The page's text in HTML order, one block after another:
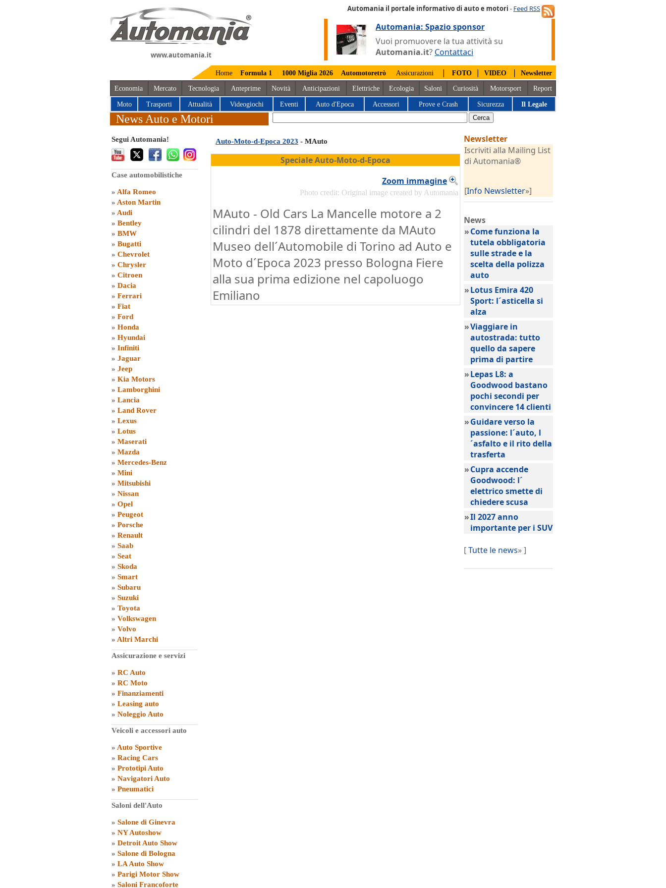
www.automania.it
Automania il portale informativo di auto e motori - Feed RSS
Automania: Spazio sponsor
Vuoi promuovere la tua attività su
Automania.it? Contattaci
Home Formula 1 1000 Miglia 2026 Automotoretrò Assicurazioni | FOTO | VIDEO | Newsletter
Economia Mercato Tecnologia Anteprime Novità Anticipazioni Elettriche Ecologia Saloni Curiosità Motorsport Report
Moto Trasporti Attualità Videogiochi Eventi Auto d'Epoca Accessori Prove e Crash Sicurezza Il Legale
News Auto e Motori
Segui Automania!
Case automobilistiche
» Alfa Romeo
» Aston Martin
» Audi
» Bentley
» BMW
» Bugatti
» Chevrolet
» Chrysler
» Citroen
» Dacia
» Ferrari
» Fiat
» Ford
» Honda
» Hyundai
» Infiniti
» Jaguar
» Jeep
» Kia Motors
» Lamborghini
» Lancia
» Land Rover
» Lexus
» Lotus
» Maserati
» Mazda
» Mercedes-Benz
» Mini
» Mitsubishi
» Nissan
» Opel
» Peugeot
» Porsche
» Renault
» Saab
» Seat
» Skoda
» Smart
» Subaru
» Suzuki
» Toyota
» Volkswagen
» Volvo
» Altri Marchi
Assicurazione e servizi
» RC Auto
» RC Moto
» Finanziamenti
» Leasing auto
» Noleggio Auto
Veicoli e accessori auto
» Auto Sportive
» Racing Cars
» Prototipi Auto
» Navigatori Auto
» Pneumatici
Saloni dell'Auto
» Salone di Ginevra
» NY Autoshow
» Detroit Auto Show
» Salone di Bologna
» LA Auto Show
» Parigi Motor Show
» Saloni Francoforte
Auto-Moto-d-Epoca 2023 - MAuto
Speciale Auto-Moto-d-Epoca
Zoom immagine
Photo credit: Original image created by Automania
MAuto - Old Cars La Mancelle motore a 2
cilindri del 1878 direttamente da MAuto
Museo dell´Automobile di Torino ad Auto e
Moto d´Epoca 2023 presso Bologna Fiere
alla sua prima edizione nel capoluogo
Emiliano
Newsletter
Iscriviti alla Mailing List
di Automania®
[Info Newsletter»]
News
»Come funziona la
tutela obbligatoria
sulle strade e la
scelta della polizza
auto
»Lotus Emira 420
Sport: l´asticella si
alza
»Viaggiare in
autostrada: tutto
quello da sapere
prima di partire
»Lepas L8: a
Goodwood bastano
pochi secondi per
convincere 14 clienti
»Guidare verso la
passione: l´auto, l
´asfalto e il rito della
trasferta
»Cupra accende
Goodwood: l´
elettrico smette di
chiedere scusa
»Il 2027 anno
importante per i SUV
[Tutte le news» ]